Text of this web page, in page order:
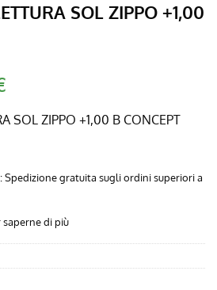
SOL ZIPPO +1,00
attuale
SOL ZIPPO +1,00 B CONCEPT
: Spedizione gratuita sugli ordini superiori a
saperne di più